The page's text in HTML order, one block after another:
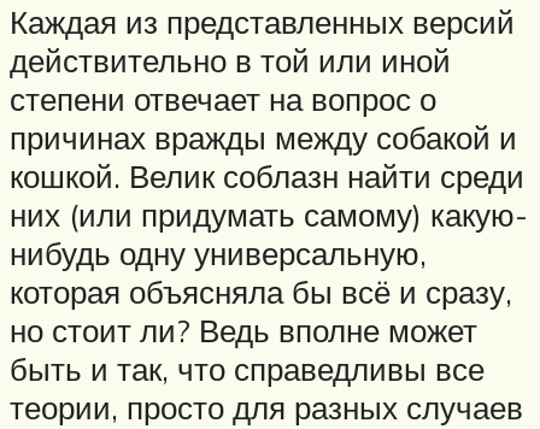
Каждая из представленных версий
действительно в той или иной
степени отвечает на вопрос о
причинах вражды между собакой и
кошкой. Велик соблазн найти среди
них (или придумать самому) какую-
нибудь одну универсальную,
которая объясняла бы всё и сразу,
но стоит ли? Ведь вполне может
быть и так, что справедливы все
теории, просто для разных случаев